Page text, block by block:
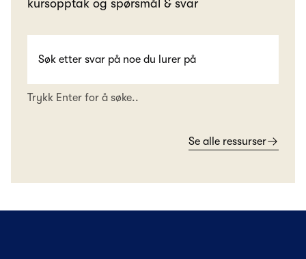
kursopptak og spørsmål & svar
Trykk Enter for å søke..
Se alle ressurser